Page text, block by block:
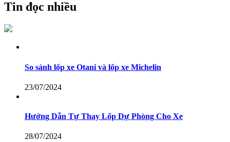
Tin đọc nhiều
So sánh lốp xe Otani và lốp xe Michelin
23/07/2024
Hướng Dẫn Tự Thay Lốp Dự Phòng Cho Xe
28/07/2024